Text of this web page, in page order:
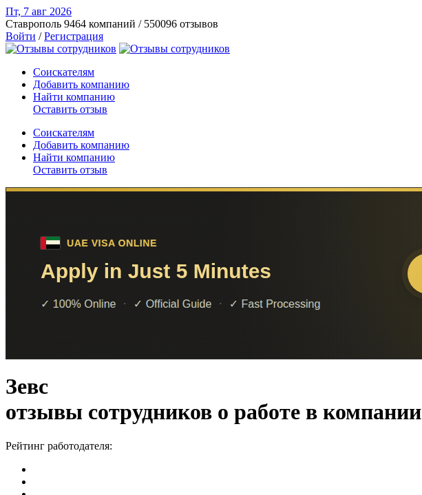
Пт, 7 авг 2026
Ставрополь 9464 компаний / 550096 отзывов
Войти /Регистрация
Соискателям
Добавить компанию
Найти компанию
Оставить отзыв
Соискателям
Добавить компанию
Найти компанию
Оставить отзыв
Зевс
отзывы сотрудников о работе в компании
Рейтинг работодателя: